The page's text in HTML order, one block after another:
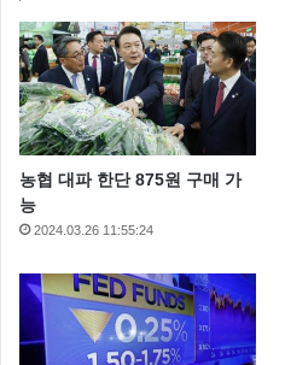
농협 대파 한단 875원 구매 가
능
2024.03.26 11:55:24